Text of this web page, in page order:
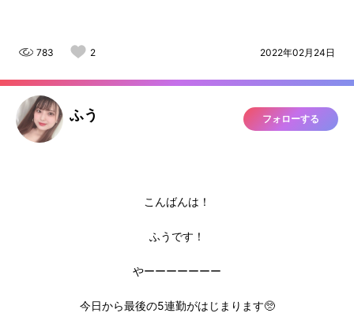
783 2 2022年02月24日
ふう フォローする
こんばんは！
ふうです！
やーーーーーーー
今日から最後の5連勤がはじまります🥺